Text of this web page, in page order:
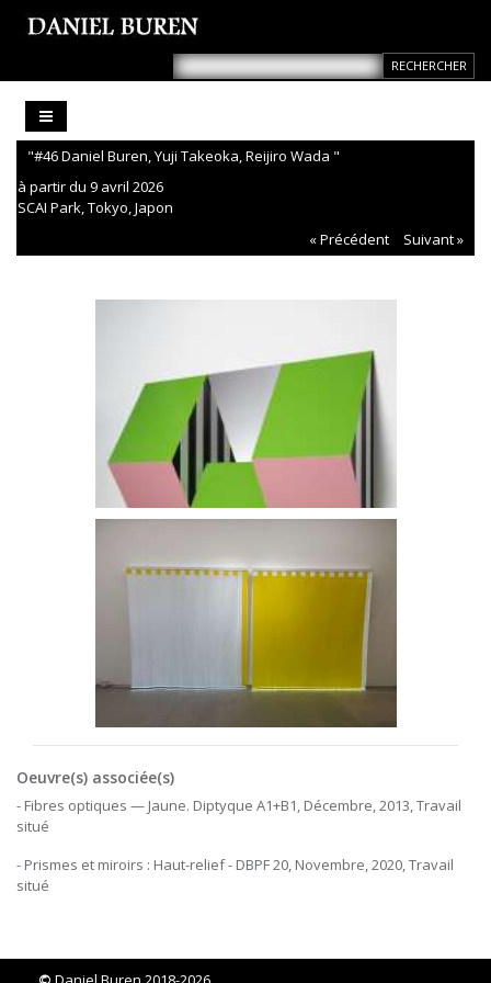
"#46 Daniel Buren, Yuji Takeoka, Reijiro Wada "
à partir du 9 avril 2026
SCAI Park, Tokyo, Japon
« Précédent
Suivant »
Oeuvre(s) associée(s)
- Fibres optiques — Jaune. Diptyque A1+B1, Décembre, 2013, Travail
situé
- Prismes et miroirs : Haut-relief - DBPF 20, Novembre, 2020, Travail
situé